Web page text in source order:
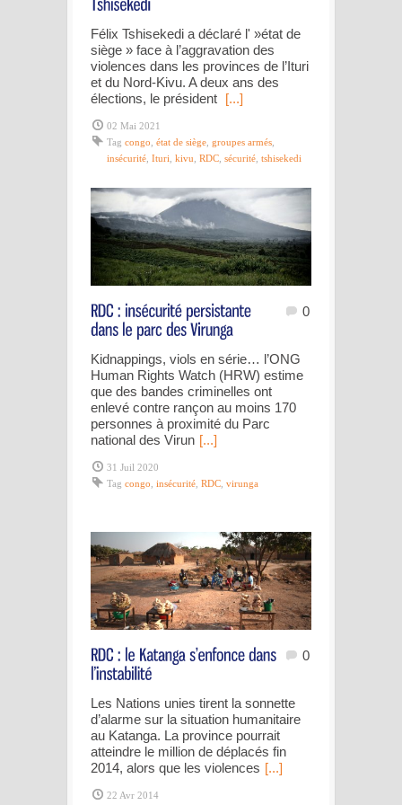
Félix Tshisekedi a déclaré l' »état de
siège » face à l’aggravation des
violences dans les provinces de l’Ituri
et du Nord-Kivu. A deux ans des
élections, le président [...]
02 Mai 2021
Tag congo état de siège groupes armés
insécurité Ituri kivu RDC sécurité tshisekedi
0
Kidnappings, viols en série… l’ONG
Human Rights Watch (HRW) estime
que des bandes criminelles ont
enlevé contre rançon au moins 170
personnes à proximité du Parc
national des Virun [...]
31 Juil 2020
Tag congo insécurité RDC virunga
0
Les Nations unies tirent la sonnette
d’alarme sur la situation humanitaire
au Katanga. La province pourrait
atteindre le million de déplacés fin
2014, alors que les violences [...]
22 Avr 2014